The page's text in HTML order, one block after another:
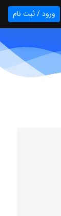
ورود / ثبت نام